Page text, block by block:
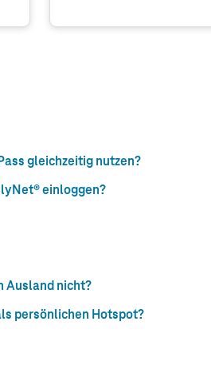
gleichzeitig nutzen?
einloggen?
Ausland nicht?
persönlichen Hotspot?